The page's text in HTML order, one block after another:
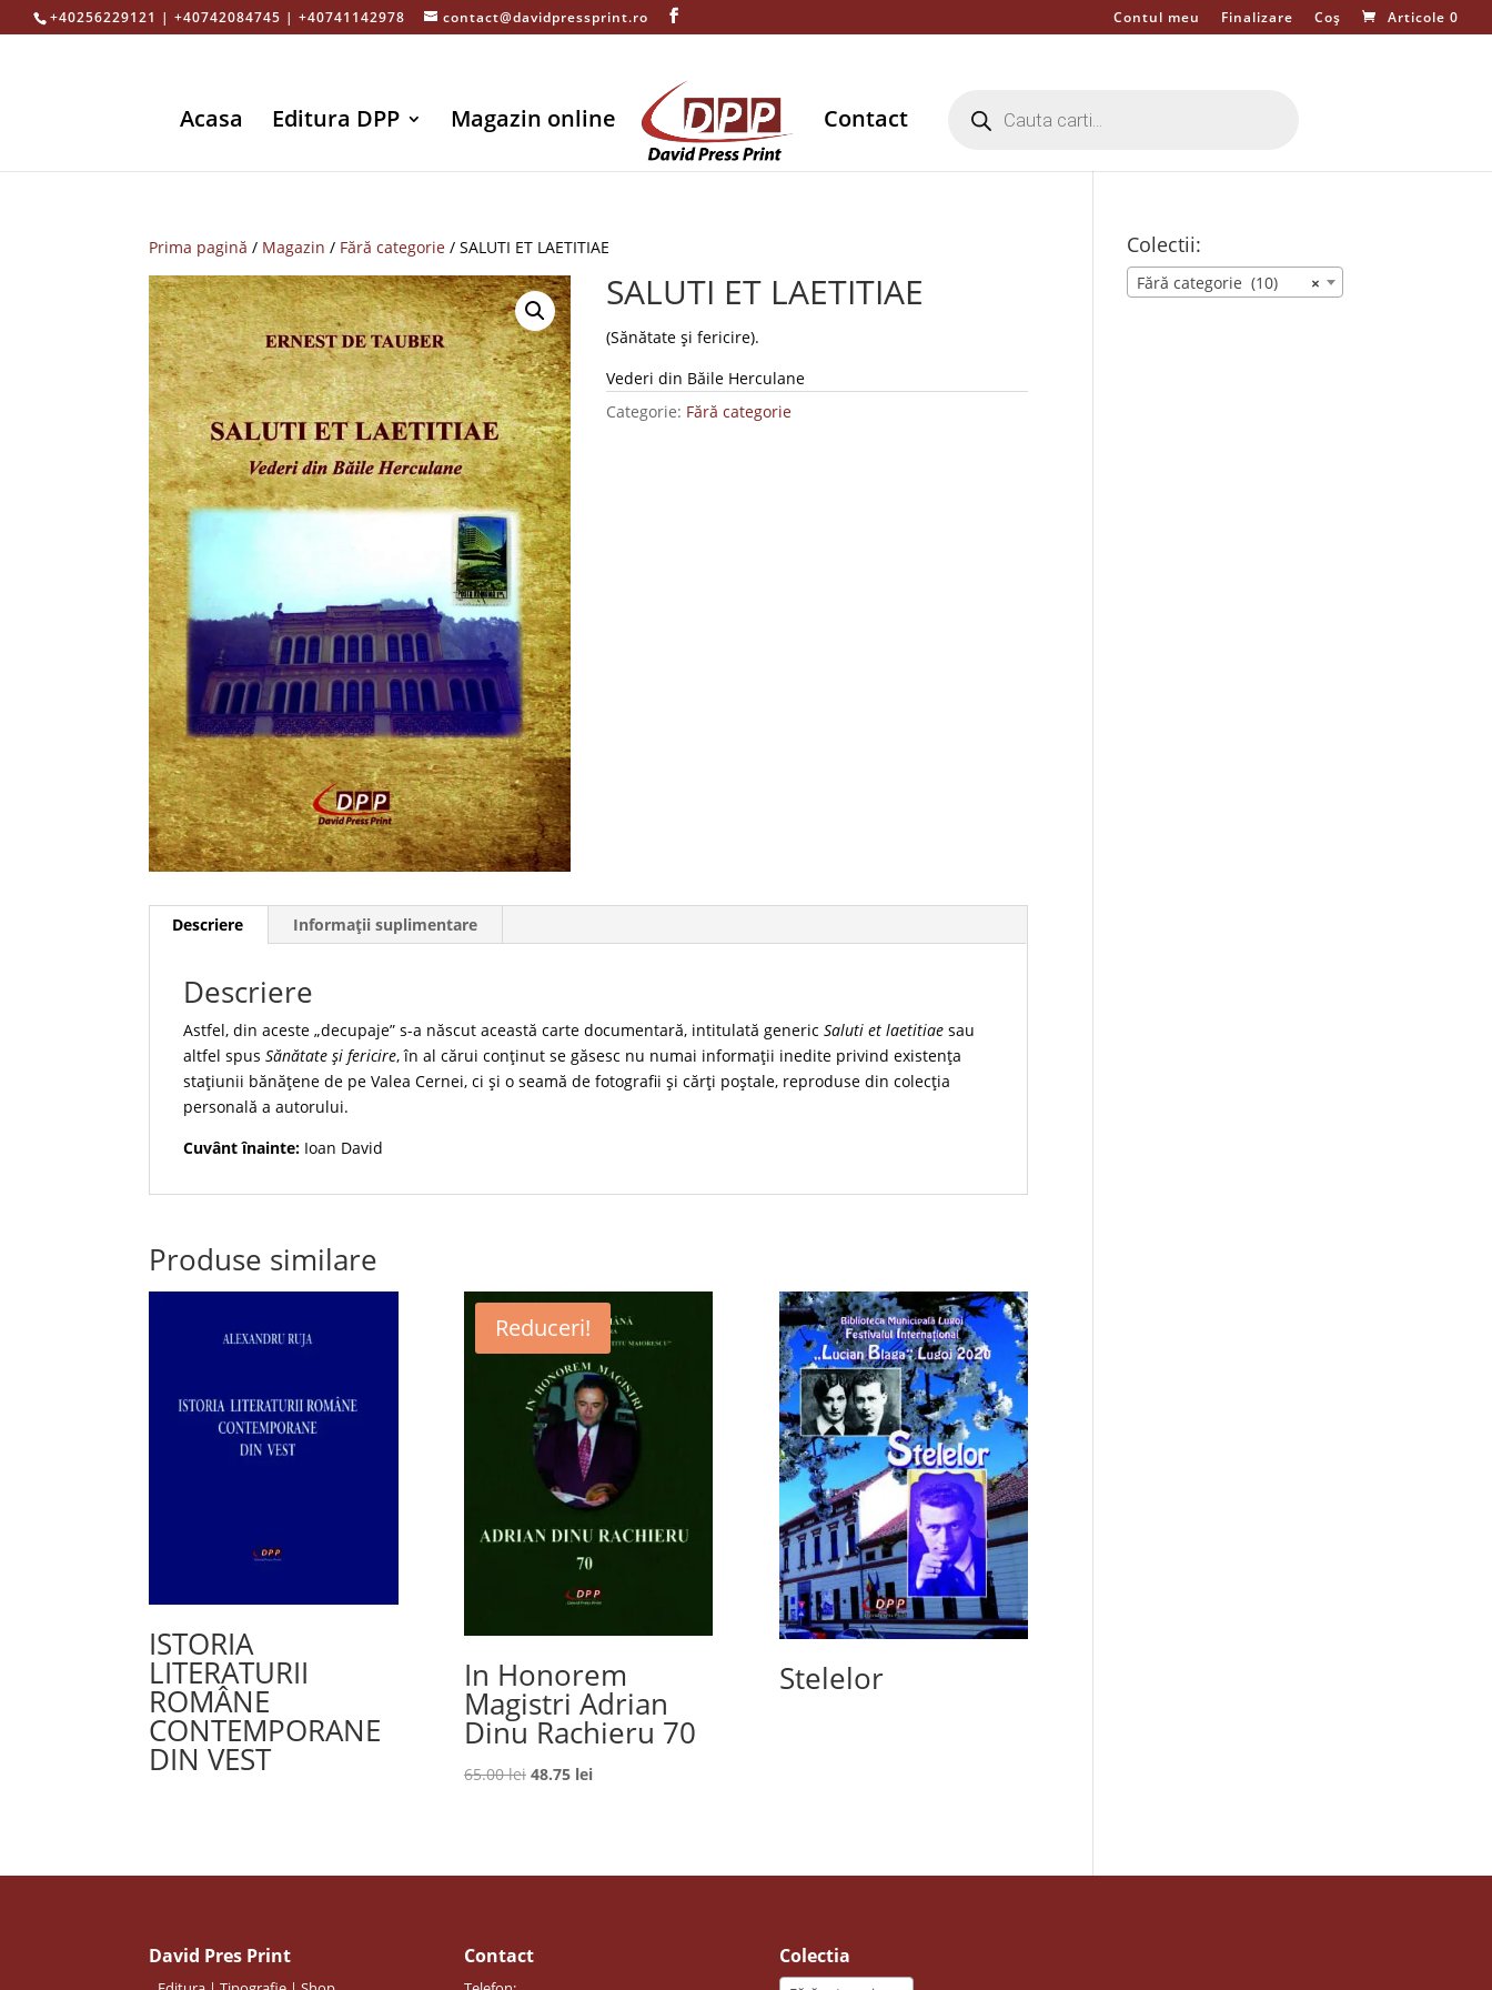
+40256229121 | +40742084745 | +40741142978 contact@davidpressprint.ro Contul meu Finalizare Coș Articole 0
Acasa Editura DPP Magazin online Contact search
Prima pagină / Magazin / Fără categorie / SALUTI ET LAETITIAE
SALUTI ET LAETITIAE
(Sănătate și fericire).
Vederi din Băile Herculane
Categorie: Fără categorie
Descriere Informații suplimentare
Descriere
Astfel, din aceste „decupaje” s-a născut această carte documentară, intitulată genericSaluti et laetitiae sau
altfel spusSănătate și fericire, în al cărui conținut se găsesc nu numai informații inedite privind existența
stațiunii bănățene de pe Valea Cernei, ci și o seamă de fotografii și cărți poștale, reproduse din colecția
personală a autorului.
Cuvânt înainte: Ioan David
Produse similare
ISTORIA
LITERATURII
ROMÂNE
CONTEMPORANE
DIN VEST
Reduceri!
In Honorem
Magistri Adrian
Dinu Rachieru 70
65.00lei Prețul
65.00 lei.
48.75 leiPrețul
Stelelor
Colectii:
×
Fără categorie (10)
David Pres Print Contact Colectia